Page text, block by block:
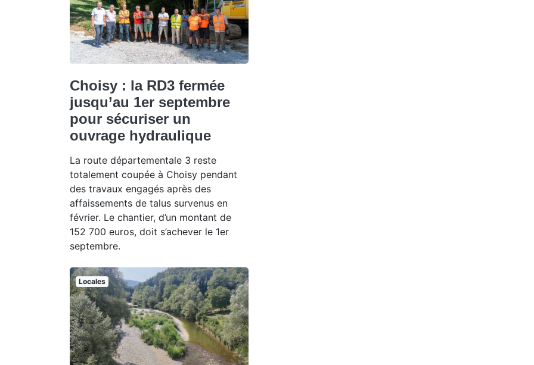
Choisy : la RD3 fermée
jusqu’au 1er septembre
pour sécuriser un
ouvrage hydraulique
La route départementale 3 reste
totalement coupée à Choisy pendant
des travaux engagés après des
affaissements de talus survenus en
février. Le chantier, d’un montant de
152 700 euros, doit s’achever le 1er
septembre.
Locales